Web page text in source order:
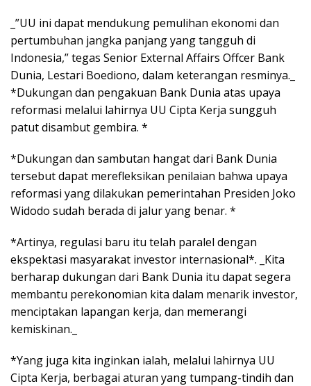
_”UU ini dapat mendukung pemulihan ekonomi dan
pertumbuhan jangka panjang yang tangguh di
Indonesia,” tegas Senior External Affairs Offcer Bank
Dunia, Lestari Boediono, dalam keterangan resminya._
*Dukungan dan pengakuan Bank Dunia atas upaya
reformasi melalui lahirnya UU Cipta Kerja sungguh
patut disambut gembira. *
*Dukungan dan sambutan hangat dari Bank Dunia
tersebut dapat merefleksikan penilaian bahwa upaya
reformasi yang dilakukan pemerintahan Presiden Joko
Widodo sudah berada di jalur yang benar. *
*Artinya, regulasi baru itu telah paralel dengan
ekspektasi masyarakat investor internasional*. _Kita
berharap dukungan dari Bank Dunia itu dapat segera
membantu perekonomian kita dalam menarik investor,
menciptakan lapangan kerja, dan memerangi
kemiskinan._
*Yang juga kita inginkan ialah, melalui lahirnya UU
Cipta Kerja, berbagai aturan yang tumpang-tindih dan